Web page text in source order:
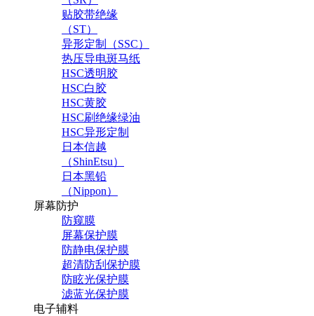
贴胶带绝缘
（ST）
异形定制（SSC）
热压导电斑马纸
HSC透明胶
HSC白胶
HSC黄胶
HSC刷绝缘绿油
HSC异形定制
日本信越
（ShinEtsu）
日本黑铅
（Nippon）
屏幕防护
防窥膜
屏幕保护膜
防静电保护膜
超清防刮保护膜
防眩光保护膜
滤蓝光保护膜
电子辅料